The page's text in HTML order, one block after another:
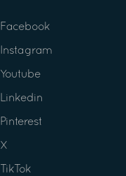
Facebook
Instagram
Youtube
Linkedin
Pinterest
X
TikTok